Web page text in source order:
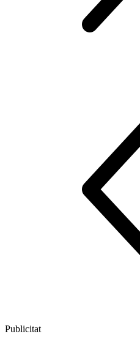
Publicitat